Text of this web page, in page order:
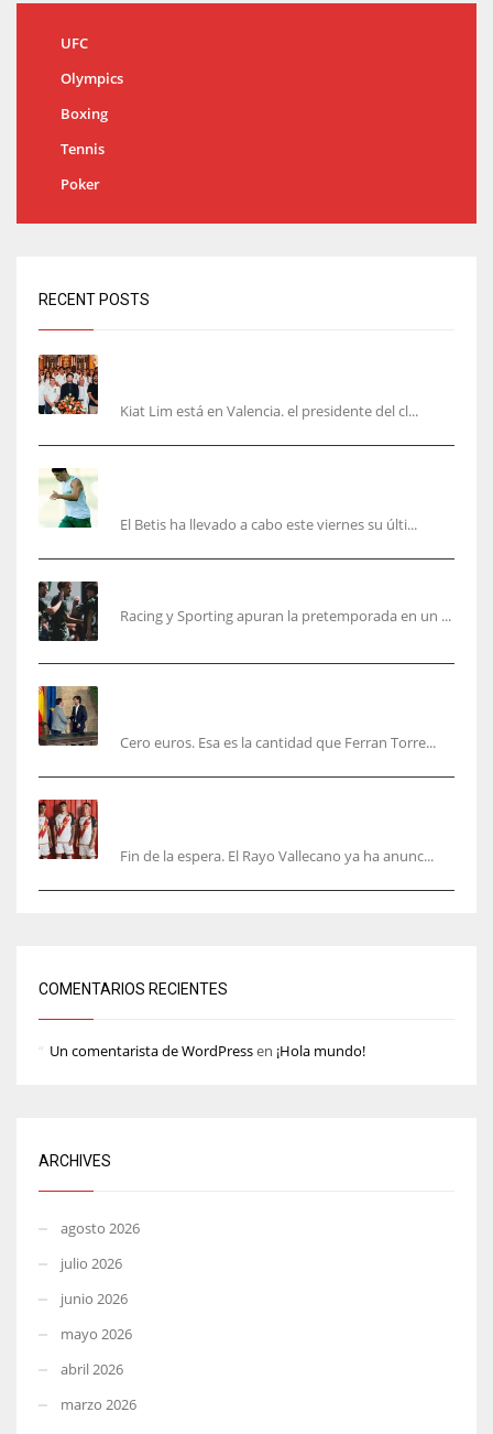
UFC
Olympics
Boxing
Tennis
Poker
RECENT POSTS
Kiat Lim está en Valencia. el presidente del cl...
El Betis ha llevado a cabo este viernes su últi...
Racing y Sporting apuran la pretemporada en un ...
Cero euros. Esa es la cantidad que Ferran Torre...
Fin de la espera. El Rayo Vallecano ya ha anunc...
COMENTARIOS RECIENTES
Un comentarista de WordPressen ¡Hola mundo!
ARCHIVES
agosto 2026
julio 2026
junio 2026
mayo 2026
abril 2026
marzo 2026